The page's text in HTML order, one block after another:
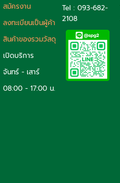
สมัครงาน
ลงทะเบียนเป็นผู้ค้า
สินค้าของรวมวัสดุ
เปิดบริการ
จันทร์ - เสาร์
08:00 - 17:00 น.
Tel : 093-682-
2108